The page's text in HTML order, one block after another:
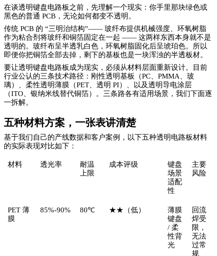
在谈透明键盘电路板之前，先理解一个现实：你手里那块绿色或
黑色的普通 PCB，无论如何都变不透明。
传统 PCB 的 “三明治结构”—— 玻纤布提供机械强度、环氧树脂
作为粘合剂将玻纤和铜箔固定在一起 —— 这两样东西本身就不是
透明的。玻纤布呈半透乳白色，环氧树脂固化后呈琥珀色。所以
即便你把铜箔全部去掉，剩下的基板也是一块浑浊的半透板材。
要让透明键盘电路板成为现实，必须从材料层面重新设计。目前
行业公认的三条技术路径：刚性透明基板（PC、PMMA、玻
璃）、柔性透明薄膜（PET、透明 PI）、以及透明导电涂层
（ITO、银纳米线替代铜箔）。三条路各有适用场景，我们下面逐
一拆解。
五种材料方案，一张表讲清楚
基于我们自己的产线数据和客户案例，以下五种透明电路板材料
的实际表现对比如下：
材料 透光率
耐温
上限
成本评级
键盘
场景
适配
性
主要
风险
PET 薄
膜
85%-90% 80℃ ★★（低）
薄膜
键盘
/ 柔
性背
光
回流
焊受
限，
无法
过常
规